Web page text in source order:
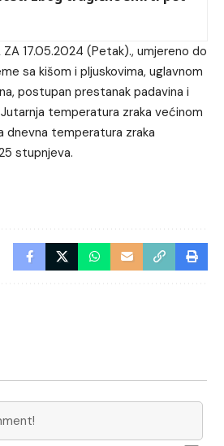
ZA 17.05.2024 (Petak)., umjereno do
sa kišom i pljuskovima, uglavnom
postupan prestanak padavina i
temperatura zraka većinom
dnevna temperatura zraka
stupnjeva.